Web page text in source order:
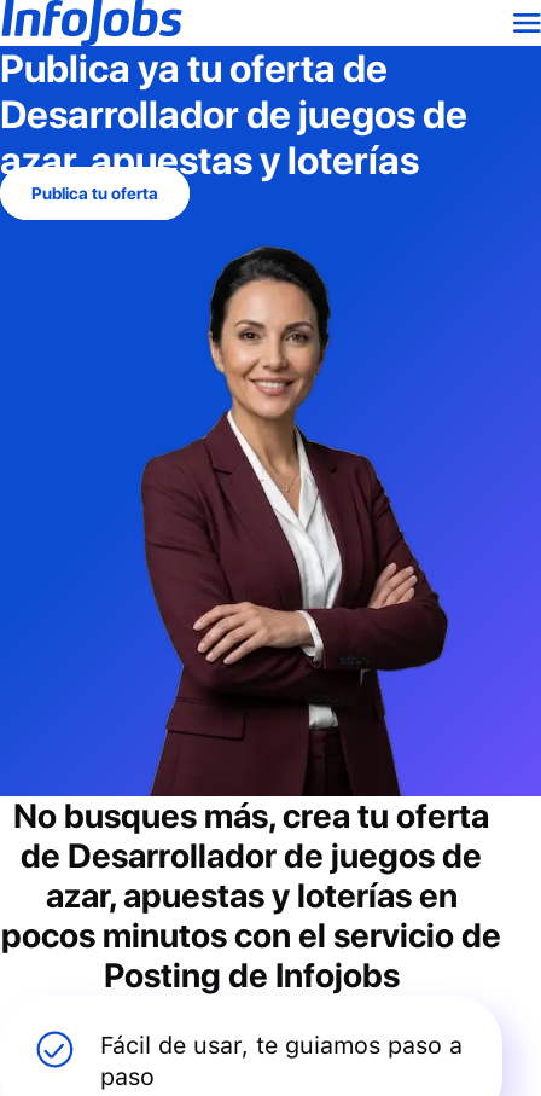
Publica ya tu oferta de
Desarrollador de juegos de
azar, apuestas y loterías
Publica tu oferta
No busques más, crea tu oferta
de Desarrollador de juegos de
azar, apuestas y loteríasen
pocos minutos con el servicio de
Posting de Infojobs
Fácil de usar, te guiamos paso a
paso